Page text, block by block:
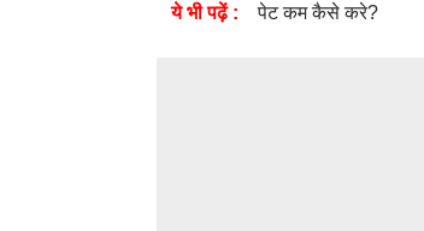
ये भी पढ़ें : पेट कम कैसे करे?